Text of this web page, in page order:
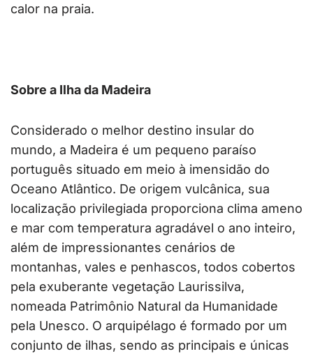
calor na praia.
Sobre a Ilha da Madeira
Considerado o melhor destino insular do
mundo, a Madeira é um pequeno paraíso
português situado em meio à imensidão do
Oceano Atlântico. De origem vulcânica, sua
localização privilegiada proporciona clima ameno
e mar com temperatura agradável o ano inteiro,
além de impressionantes cenários de
montanhas, vales e penhascos, todos cobertos
pela exuberante vegetação Laurissilva,
nomeada Patrimônio Natural da Humanidade
pela Unesco. O arquipélago é formado por um
conjunto de ilhas, sendo as principais e únicas